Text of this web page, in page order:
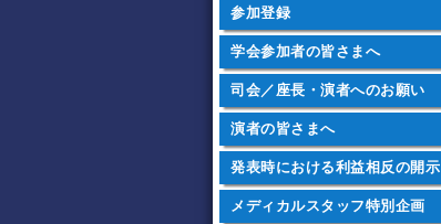
参加登録
学会参加者の皆さまへ
司会／座長・演者へのお願い
演者の皆さまへ
発表時における利益相反の開示
メディカルスタッフ特別企画